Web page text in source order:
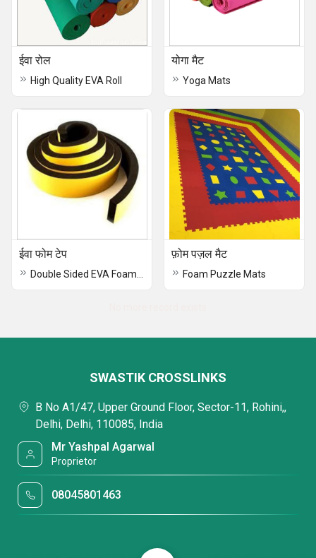
ईवा रोल
High Quality EVA Roll
योगा मैट
Yoga Mats
ईवा फोम टेप फ़ोम पज़ल मैट
Foam Puzzle Mats
SWASTIK CROSSLINKS
B No A1/47, Upper Ground Floor, Sector-11, Rohini,,
Delhi, Delhi, 110085, India
Mr Yashpal Agarwal
Proprietor
08045801463